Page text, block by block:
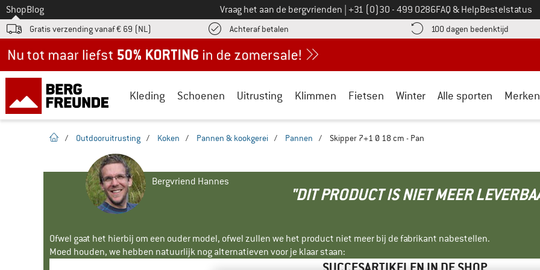
Naar
ShopBlog Vraag het aan de bergvrienden Bel ons op
+31 (0)30 - 499 0286FAQ & HelpBestelstatus
Gratis verzending vanaf € 69 (NL) Achteraf betalen vind de betalingsinformatie hier! Opent in een infovak
100 dagen bedenktijd Vind
Kleding Schoenen Uitrusting Klimmen Fietsen Winter Alle sporten Merken
Startpagina
/ Outdooruitrusting / Koken / Pannen & kookgerei / Pannen / Skipper 7+1 Ø 18 cm - Pan
Bergvriend Hannes
"DIT PRODUCT IS NIET MEER
Ofwel gaat het hierbij om een ouder model, ofwel zullen we het product niet meer bij de fabrikant nabestellen.
Moed houden, we hebben natuurlijk nog alternatieven voor je klaar staan: